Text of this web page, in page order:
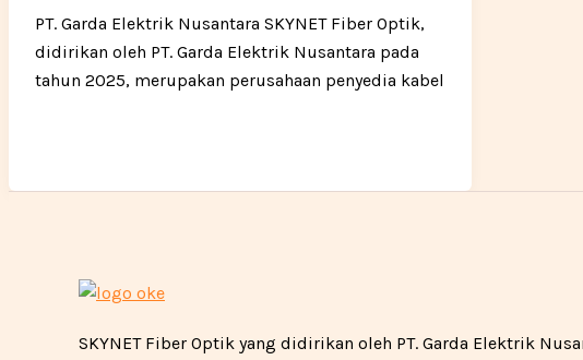
PT. Garda Elektrik Nusantara SKYNET Fiber Optik,
didirikan oleh PT. Garda Elektrik Nusantara pada
tahun 2025, merupakan perusahaan penyedia kabel
SKYNET Fiber Optik yang didirikan oleh PT. Garda Elektrik